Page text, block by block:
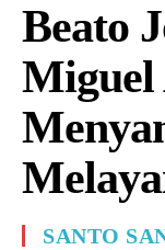
Beato
Miguel
SANTO